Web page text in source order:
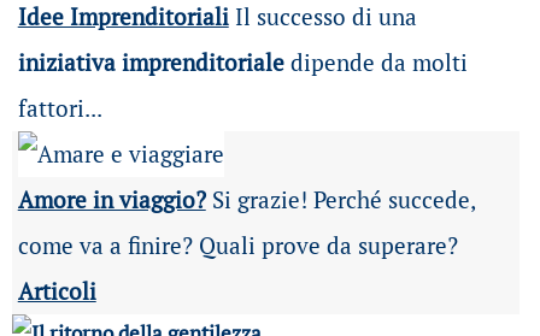
Idee ImprenditorialiIl successo di una
iniziativa imprenditorialedipende da molti
fattori...
Amore in viaggio?Si grazie! Perché succede,
come va a finire? Quali prove da superare?
Articoli